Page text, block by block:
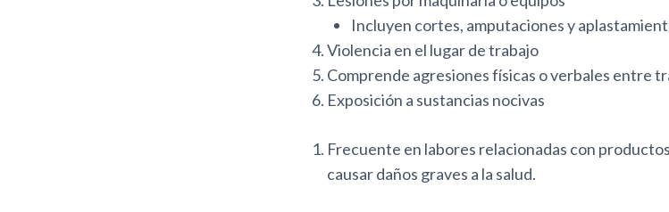
Incluyen cortes, amputaciones y
Violencia en el lugar de trabajo
Comprende agresiones físicas o verbales entre
Exposición a sustancias nocivas
Frecuente en labores relacionadas con
causar daños graves a la salud.